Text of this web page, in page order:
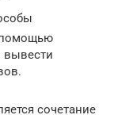
помощью
вывести
сочетание